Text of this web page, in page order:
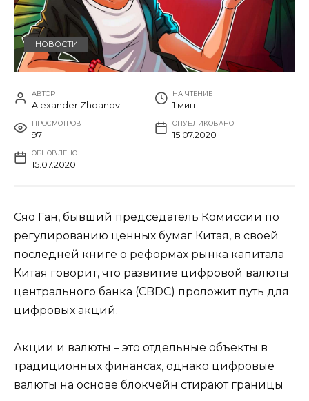
НОВОСТИ
АВТОР
Alexander Zhdanov
НА ЧТЕНИЕ
1 мин
ПРОСМОТРОВ
97
ОПУБЛИКОВАНО
15.07.2020
ОБНОВЛЕНО
15.07.2020
Сяо Ган, бывший председатель Комиссии по
регулированию ценных бумаг Китая, в своей
последней книге о реформах рынка капитала
Китая говорит, что развитие цифровой валюты
центрального банка (CBDC) проложит путь для
цифровых акций.
Акции и валюты – это отдельные объекты в
традиционных финансах, однако цифровые
валюты на основе блокчейн стирают границы